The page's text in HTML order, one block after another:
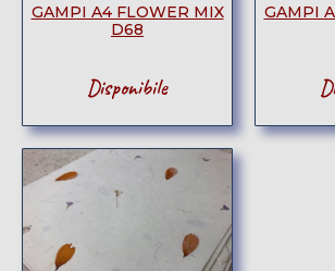
GAMPI A4 FLOWER MIX
D68
Disponibile
GAMPI